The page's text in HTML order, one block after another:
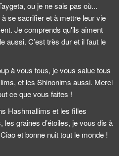
ou je ne sais pas où...
se sacrifier et à mettre leur vie
Je comprends qu'ils aiment
aussi. C’est très dur et il faut le
à vous tous, je vous salue tous
et les Shinonims aussi. Merci
ce que vous faites !
Hashmallims et les filles
les graines d’étoiles, je vous dis à
et bonne nuit tout le monde !